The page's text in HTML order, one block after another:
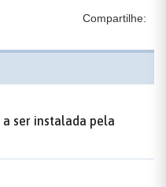
Compartilhe:
ser instalada pela